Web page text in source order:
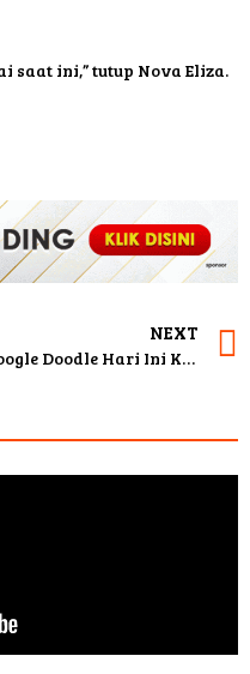
saat ini,” tutup Nova Eliza.
NEXT
Google Doodle Hari Ini Kenang Sosok Donald Pandiangan, Robin Hood Indonesia